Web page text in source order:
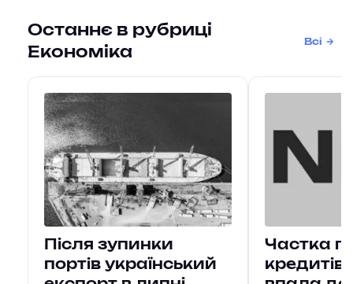
Останнє в рубриці
Економіка
Всі
Після зупинки
портів український
Частка
кредитів